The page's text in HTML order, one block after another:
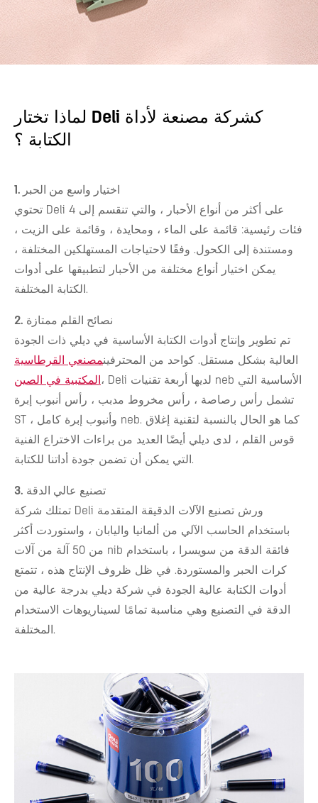
لماذا تختار Deli كشركة مصنعة لأداة
الكتابة ؟
1. اختيار واسع من الحبر
تحتوي Deli على أكثر من أنواع الأحبار ، والتي تنقسم إلى 4
فئات رئيسية: قائمة على الماء ، ومحايدة ، وقائمة على الزيت ،
ومستندة إلى الكحول. وفقًا لاحتياجات المستهلكين المختلفة ،
يمكن اختيار أنواع مختلفة من الأحبار لتطبيقها على أدوات
الكتابة المختلفة.
2. نصائح القلم ممتازة
تم تطوير وإنتاج أدوات الكتابة الأساسية في ديلي ذات الجودة
العالية بشكل مستقل. كواحد من المحترفينمصنعي القرطاسية
المكتبية في الصين، Deli لديها أربعة تقنيات neb الأساسية التي
تشمل رأس رصاصة ، رأس مخروط مدبب ، رأس أنبوب إبرة
ST ، وأنبوب إبرة كامل neb. كما هو الحال بالنسبة لتقنية إغلاق
قوس القلم ، لدى ديلي أيضًا العديد من براءات الاختراع الفنية
التي يمكن أن تضمن جودة أداتنا للكتابة.
3. تصنيع عالي الدقة
تمتلك شركة Deli ورش تصنيع الآلات الدقيقة المتقدمة
باستخدام الحاسب الآلي من ألمانيا واليابان ، واستوردت أكثر
من 50 آلة من آلات nib فائقة الدقة من سويسرا ، باستخدام
كرات الحبر والمستوردة. في ظل ظروف الإنتاج هذه ، تتمتع
أدوات الكتابة عالية الجودة في شركة ديلي بدرجة عالية من
الدقة في التصنيع وهي مناسبة تمامًا لسيناريوهات الاستخدام
المختلفة.